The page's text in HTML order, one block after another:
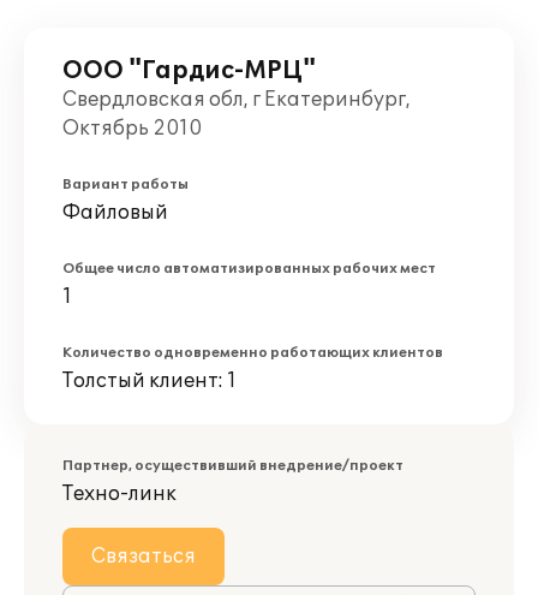
ООО "Гардис-МРЦ"
Свердловская обл, г Екатеринбург,
Октябрь 2010
Вариант работы
Файловый
Общее число автоматизированных рабочих мест
1
Количество одновременно работающих клиентов
Толстый клиент: 1
Партнер, осуществивший внедрение/проект
Техно-линк
Связаться